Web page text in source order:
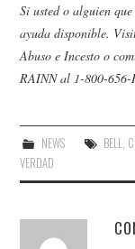
Si usted o alguien
ayuda disponible.
Abuso e Incesto o
RAINN al 1-800-
NEWS BELL
VERDAD